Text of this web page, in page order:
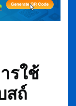
รใช้
สถ์